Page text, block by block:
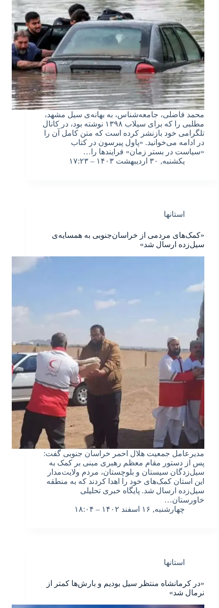
محمد فاضلی، جامعه‌شناس، به بهانه‌ی سیل مشهد،
مطلبی را که برای سیلاب ۱۳۹۸ نوشته بود، در کانال
تلگرامی خود بازنشر کرده است که متن کامل آن را
در ادامه می‌خوانید. «پاول پیرسون در کتاب
«سیاست در بستر زمان» فرایندها را…
یکشنبه, ۳۰ اردیبهشت ۱۴۰۳ – ۱۷:۲۳
استانها
«کمک‌های مردمی از‌ خراسان‌‌جنوبی به همسایه‌‌ی
سیل‌زده ارسال شد»
مدیرعامل جمعیت هلال‌ احمر خراسان‌ جنوبی گفت:
پس از دستور مقام معظم رهبری مبنی بر کمک به
سیل‌زدگان سیستان‌ و بلوچستان، مردم ولایت‌مدار
این استان کمک‌های خود را اهدا کردند که به منطقه
سیل‌زده ارسال شد. پایگاه خبری تحلیلی
خاورستان…
چهارشنبه, ۱۶ اسفند ۱۴۰۲ – ۱۸:۰۴
استانها
«در کرمانشاه منتظر سیل بودیم و بارش‌ها کمتر از
نرمال شد»